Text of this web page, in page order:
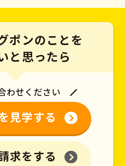
ポンのことを
と思ったら
わせください
見学する
求をする